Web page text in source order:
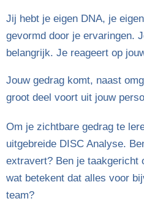
Jij hebt je eigen DNA, je
gevormd door je ervaringen.
belangrijk. Je reageert op
Jouw gedrag komt, naast
groot deel voort uit jouw
Om je zichtbare gedrag te
uitgebreide DISC Analyse.
extravert? Ben je taakgericht
wat betekent dat alles voor
team?